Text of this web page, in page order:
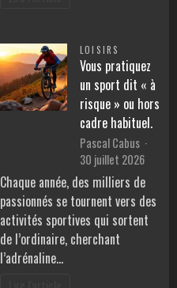
LOISIRS
Vous pratiquez
un sport dit « à
risque » ou hors
cadre habituel.
Pascal Cabus
30 juillet 2026
Chaque année, des milliers de
passionnés se tournent vers des
activités sportives qui sortent
de l’ordinaire, cherchant
l’adrénaline…